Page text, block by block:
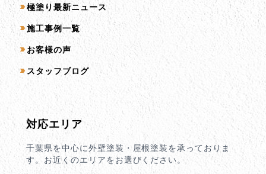
コンテンツ一覧
極塗り最新ニュース
施工事例一覧
お客様の声
スタッフブログ
対応エリア
千葉県を中心に外壁塗装・屋根塗装を承っておりま
す。お近くのエリアをお選びください。